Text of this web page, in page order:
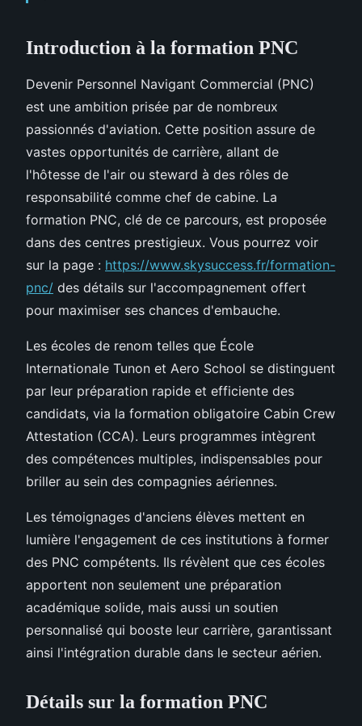
Introduction à la formation PNC
Devenir Personnel Navigant Commercial (PNC)
est une ambition prisée par de nombreux
passionnés d'aviation. Cette position assure de
vastes opportunités de carrière, allant de
l'hôtesse de l'air ou steward à des rôles de
responsabilité comme chef de cabine. La
formation PNC, clé de ce parcours, est proposée
dans des centres prestigieux. Vous pourrez voir
sur la page : https://www.skysuccess.fr/formation-
pnc/ des détails sur l'accompagnement offert
pour maximiser ses chances d'embauche.
Les écoles de renom telles que École
Internationale Tunon et Aero School se distinguent
par leur préparation rapide et efficiente des
candidats, via la formation obligatoire Cabin Crew
Attestation (CCA). Leurs programmes intègrent
des compétences multiples, indispensables pour
briller au sein des compagnies aériennes.
Les témoignages d'anciens élèves mettent en
lumière l'engagement de ces institutions à former
des PNC compétents. Ils révèlent que ces écoles
apportent non seulement une préparation
académique solide, mais aussi un soutien
personnalisé qui booste leur carrière, garantissant
ainsi l'intégration durable dans le secteur aérien.
Détails sur la formation PNC